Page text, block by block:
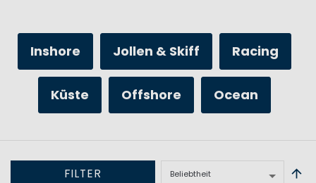
Inshore Jollen & Skiff Racing
Küste Offshore Ocean
FILTER